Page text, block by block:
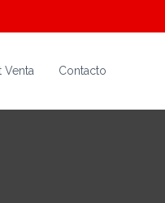
Venta Contacto